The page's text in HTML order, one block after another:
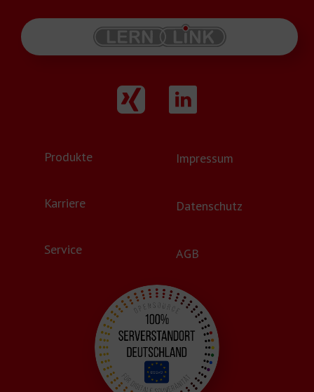
Produkte
Karriere
Service
Impressum
Datenschutz
AGB